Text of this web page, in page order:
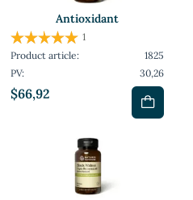
Antioxidant
$66,92
1
Product article:
1825
PV:
30,26